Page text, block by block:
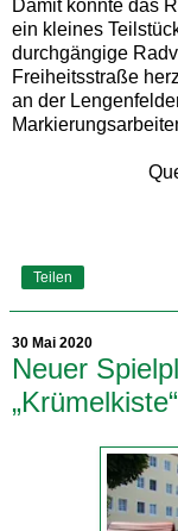
Damit konnte das
ein kleines
durchgängige
Freiheitsstraße
an der
Teilen
30 Mai 2020
Neuer